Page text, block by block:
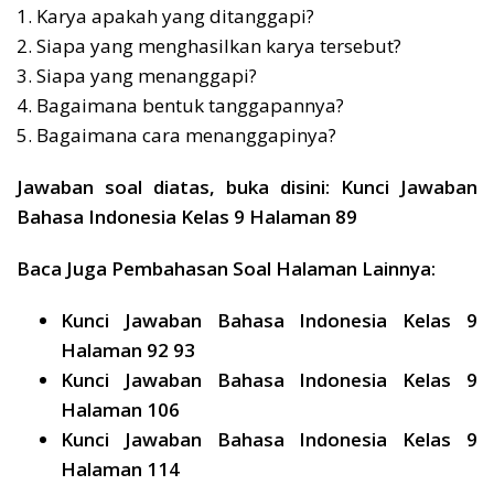
1. Karya apakah yang ditanggapi?
2. Siapa yang menghasilkan karya tersebut?
3. Siapa yang menanggapi?
4. Bagaimana bentuk tanggapannya?
5. Bagaimana cara menanggapinya?
Jawaban soal diatas, buka disini: Kunci Jawaban
Bahasa Indonesia Kelas 9 Halaman 89
Baca Juga Pembahasan Soal Halaman Lainnya:
Kunci Jawaban Bahasa Indonesia Kelas 9
Halaman 92 93
Kunci Jawaban Bahasa Indonesia Kelas 9
Halaman 106
Kunci Jawaban Bahasa Indonesia Kelas 9
Halaman 114